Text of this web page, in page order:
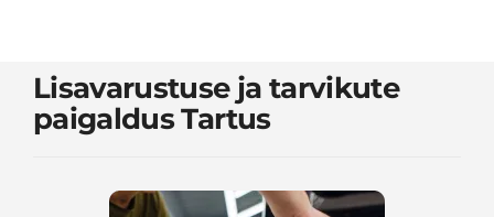
Lisavarustuse ja tarvikute
paigaldus Tartus